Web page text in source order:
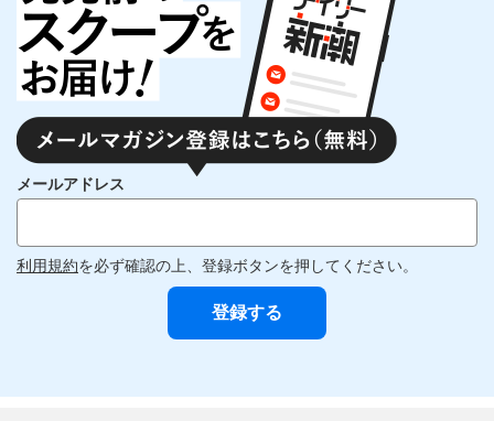
メールアドレス
利用規約を必ず確認の上、登録ボタンを押してください。